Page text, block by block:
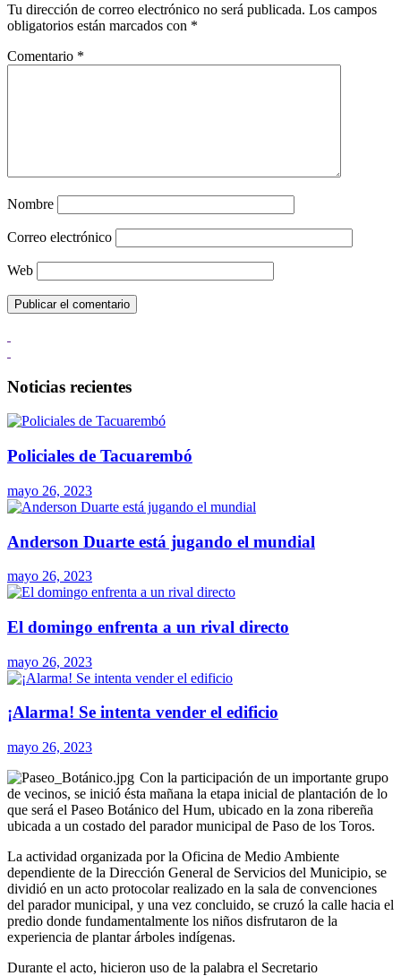
Tu dirección de correo electrónico no será publicada. Los campos
obligatorios están marcados con *
Comentario *
Nombre
Correo electrónico
Web
Noticias recientes
Policiales de Tacuarembó
mayo 26, 2023
Anderson Duarte está jugando el mundial
mayo 26, 2023
El domingo enfrenta a un rival directo
mayo 26, 2023
¡Alarma! Se intenta vender el edificio
mayo 26, 2023
Con la participación de un importante grupo
de vecinos, se inició ésta mañana la etapa inicial de plantación de lo
que será el Paseo Botánico del Hum, ubicado en la zona ribereña
ubicada a un costado del parador municipal de Paso de los Toros.
La actividad organizada por la Oficina de Medio Ambiente
dependiente de la Dirección General de Servicios del Municipio, se
dividió en un acto protocolar realizado en la sala de convenciones
del parador municipal, y una vez concluido, se cruzó la calle hacia el
predio donde fundamentalmente los niños disfrutaron de la
experiencia de plantar árboles indígenas.
Durante el acto, hicieron uso de la palabra el Secretario